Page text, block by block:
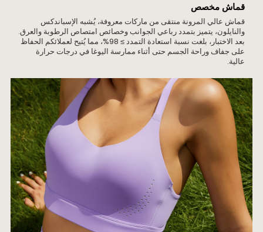
قماش مخصص
قماش عالي المرونة منتقى من ماركات معروفة، يُشبه الإسباندكس
والنايلون، يتميز بتمدد رباعي الجوانب وخصائص امتصاص الرطوبة والعرق.
بعد الاختبار، بلغت نسبة استعادة التمدد ≥ 98%، مما يُتيح لعملائكم الحفاظ
على جفاف وراحة الجسم حتى أثناء ممارسة اليوغا في درجات حرارة
عالية.